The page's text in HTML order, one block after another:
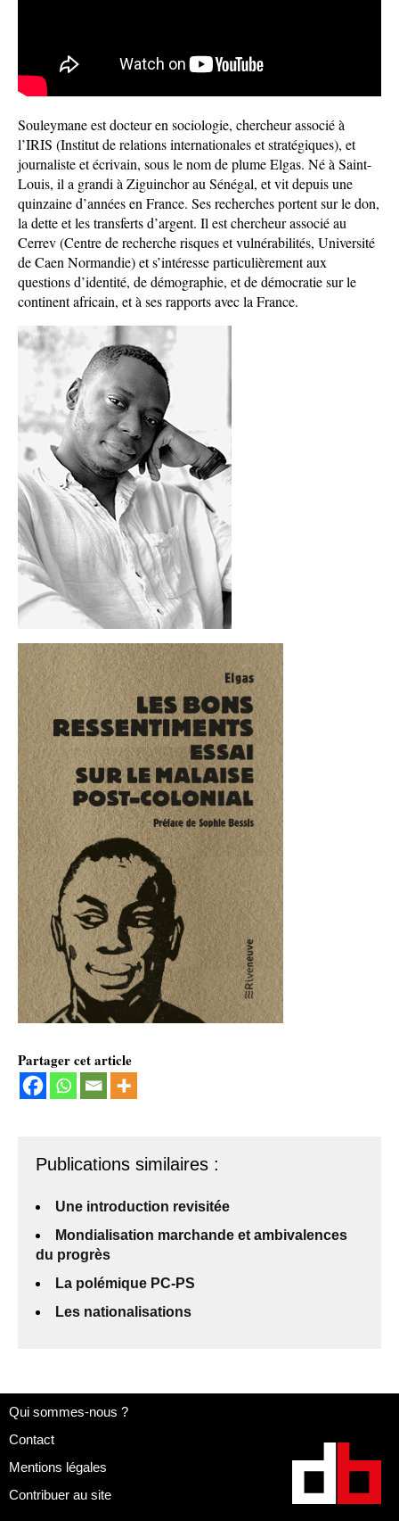
Souleymane est docteur en sociologie, chercheur associé à
l’IRIS (Institut de relations internationales et stratégiques), et
journaliste et écrivain, sous le nom de plume Elgas. Né à Saint-
Louis, il a grandi à Ziguinchor au Sénégal, et vit depuis une
quinzaine d’années en France. Ses recherches portent sur le don,
la dette et les transferts d’argent. Il est chercheur associé au
Cerrev (Centre de recherche risques et vulnérabilités, Université
de Caen Normandie) et s’intéresse particulièrement aux
questions d’identité, de démographie, et de démocratie sur le
continent africain, et à ses rapports avec la France.
Partager cet article
Publications similaires :
Une introduction revisitée
Mondialisation marchande et ambivalences
du progrès
La polémique PC-PS
Les nationalisations
Qui sommes-nous ?
Contact
Mentions légales
Contribuer au site